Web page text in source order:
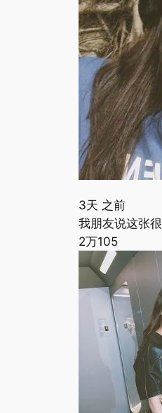
3天 之前
我朋友说这张
2万105